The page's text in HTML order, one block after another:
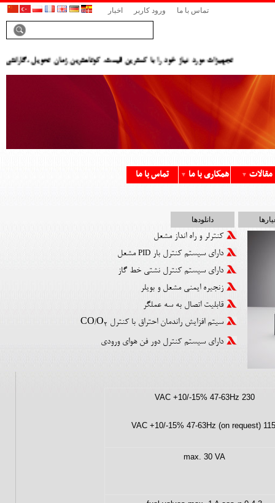
اخبار ورود کاربر تماس با ما
تجهیزات مورد نیاز خود را با کمترین قیمت، کوتاهترین زمان تحویل
مقالات ▼ همکاری با ما ▼ تماس با ما
دانلودها
کنترلر و راه انداز مشعل
دارای سیستم کنترل بار PID مشعل
دارای سیستم کنترل نشتی خط گاز
زنجیره ایمنی مشعل و بویلر
قابلیت اتصال به سه عملگر
سیتم افزایش راندمان احتراق با کنترل CO/O 2
دارای سیستم کنترل دور فن هوای ورودی
230 VAC +10/-15% 47-63Hz
max. 30 VA